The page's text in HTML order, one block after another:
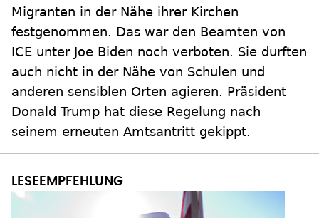
Migranten in der Nähe ihrer Kirchen
festgenommen. Das war den Beamten von
ICE unter Joe Biden noch verboten. Sie durften
auch nicht in der Nähe von Schulen und
anderen sensiblen Orten agieren. Präsident
Donald Trump hat diese Regelung nach
seinem erneuten Amtsantritt gekippt.